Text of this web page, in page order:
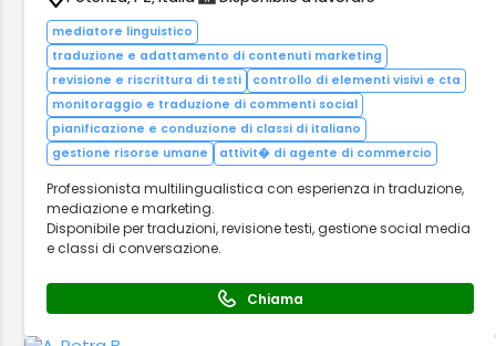
mediatore linguistico
traduzione e adattamento di contenuti marketing
revisione e riscrittura di testi
controllo di elementi visivi e cta
monitoraggio e traduzione di commenti social
pianificazione e conduzione di classi di italiano
gestione risorse umane
attivit� di agente di commercio
Professionista multilingualistica con esperienza in traduzione,
mediazione e marketing.
Disponibile per traduzioni, revisione testi, gestione social media
e classi di conversazione.
Chiama